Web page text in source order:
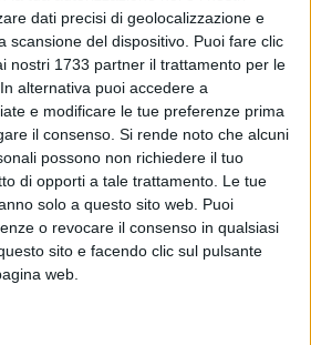
dati precisi di geolocalizzazione e
scansione del dispositivo. Puoi fare clic
nostri 1733 partner il trattamento per le
alternativa puoi accedere a
e modificare le tue preferenze prima
il consenso. Si rende noto che alcuni
possono non richiedere il tuo
di opporti a tale trattamento. Le tue
solo a questo sito web. Puoi
o revocare il consenso in qualsiasi
sito e facendo clic sul pulsante
web.
NOVEMBRE 2022
travolge Isernia e si conferma al
NOVEMBRE 2022
in campo per riprendere subito la
2022
Abruzzo per dare continuità ai